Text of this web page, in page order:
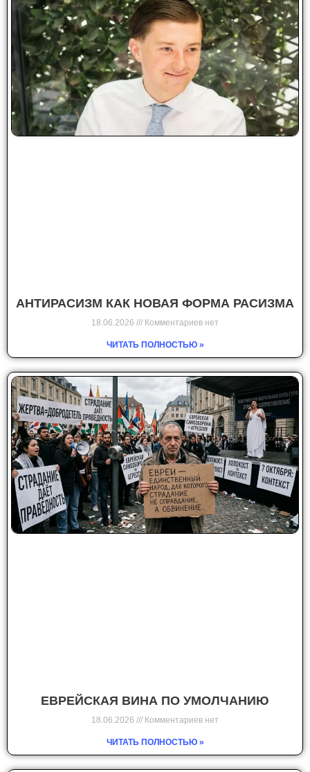
АНТИРАСИЗМ КАК НОВАЯ ФОРМА РАСИЗМА
18.06.2026 Комментариев нет
ЧИТАТЬ ПОЛНОСТЬЮ »
ЕВРЕЙСКАЯ ВИНА ПО УМОЛЧАНИЮ
18.06.2026 Комментариев нет
ЧИТАТЬ ПОЛНОСТЬЮ »